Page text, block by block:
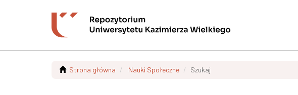
Strona główna Nauki Społeczne Szukaj